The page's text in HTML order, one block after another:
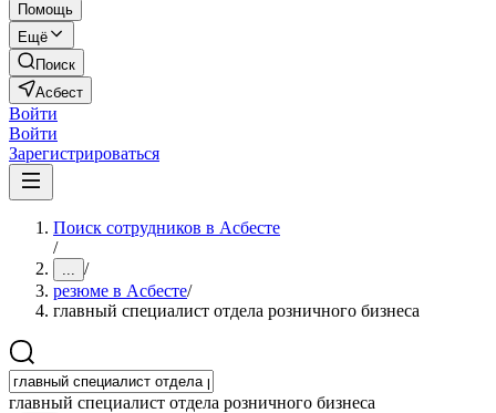
Помощь
Ещё
Поиск
Асбест
Войти
Войти
Зарегистрироваться
Поиск сотрудников в Асбесте
/
... /
резюме в Асбесте/
главный специалист отдела розничного бизнеса
главный специалист отдела розничного бизнеса